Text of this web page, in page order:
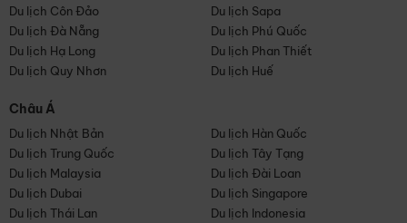
Du lịch Côn Đảo
Du lịch Sapa
Du lịch Đà Nẵng
Du lịch Phú Quốc
Du lịch Hạ Long
Du lịch Phan Thiết
Du lịch Quy Nhơn
Du lịch Huế
Châu Á
Du lịch Nhật Bản
Du lịch Hàn Quốc
Du lịch Trung Quốc
Du lịch Tây Tạng
Du lịch Malaysia
Du lịch Đài Loan
Du lịch Dubai
Du lịch Singapore
Du lịch Thái Lan
Du lịch Indonesia